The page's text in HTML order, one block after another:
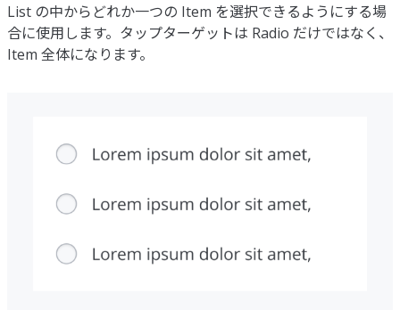
List の中からどれか一つの Item を選択できるようにする場
合に使用します。タップターゲットは Radio だけではなく、
Item 全体になります。